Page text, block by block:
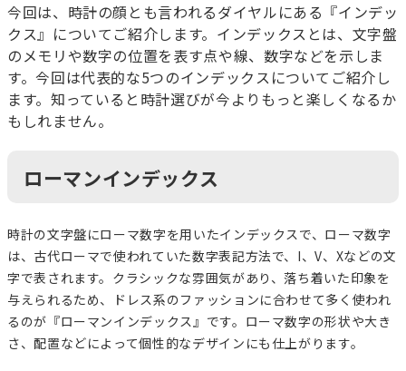
今回は、時計の顔とも言われるダイヤルにある『インデッ
クス』についてご紹介します。インデックスとは、文字盤
のメモリや数字の位置を表す点や線、数字などを示しま
す。今回は代表的な5つのインデックスについてご紹介し
ます。知っていると時計選びが今よりもっと楽しくなるか
もしれません。
ローマンインデックス
時計の文字盤にローマ数字を用いたインデックスで、ローマ数字
は、古代ローマで使われていた数字表記方法で、I、V、Xなどの文
字で表されます。クラシックな雰囲気があり、落ち着いた印象を
与えられるため、ドレス系のファッションに合わせて多く使われ
るのが『ローマンインデックス』です。ローマ数字の形状や大き
さ、配置などによって個性的なデザインにも仕上がります。